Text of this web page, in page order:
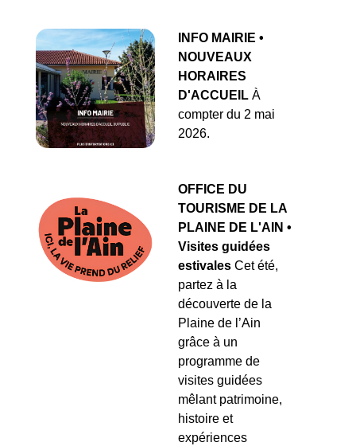
INFO MAIRIE •
NOUVEAUX
HORAIRES
D'ACCUEIL À
compter du 2 mai
2026.
OFFICE DU
TOURISME DE LA
PLAINE DE L'AIN •
Visites guidées
estivales Cet été,
partez à la
découverte de la
Plaine de l’Ain
grâce à un
programme de
visites guidées
mêlant patrimoine,
histoire et
expériences